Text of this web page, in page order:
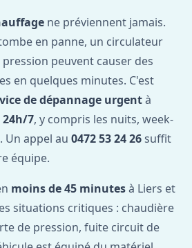
ne préviennent jamais.
en panne, un circulateur
peuvent causer des
en quelques minutes. C'est
de dépannage urgentà
24h/7, y compris les nuits, week-
Un appel au 0472 53 24 26 suffit
équipe.
moins de 45 minutesà Liers et
situations critiques : chaudière
de pression, fuite circuit de